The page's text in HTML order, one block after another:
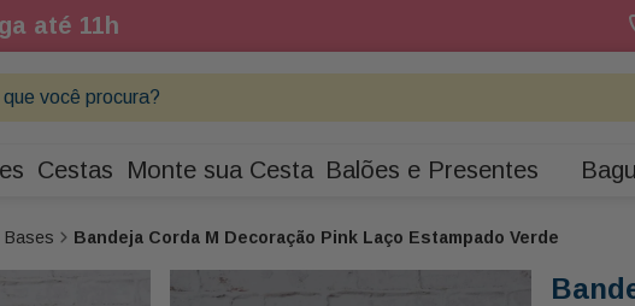
até 11h
você procura?
Cestas Monte sua Cesta Balões e Presentes
Bases Bandeja Corda M Decoração Pink Laço Estampado Verde